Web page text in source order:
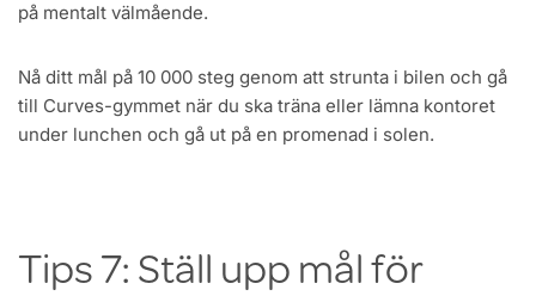
på mentalt välmående.
Nå ditt mål på 10 000 steg genom att strunta i bilen och gå
till Curves-gymmet när du ska träna eller lämna kontoret
under lunchen och gå ut på en promenad i solen.
Tips 7: Ställ upp mål för